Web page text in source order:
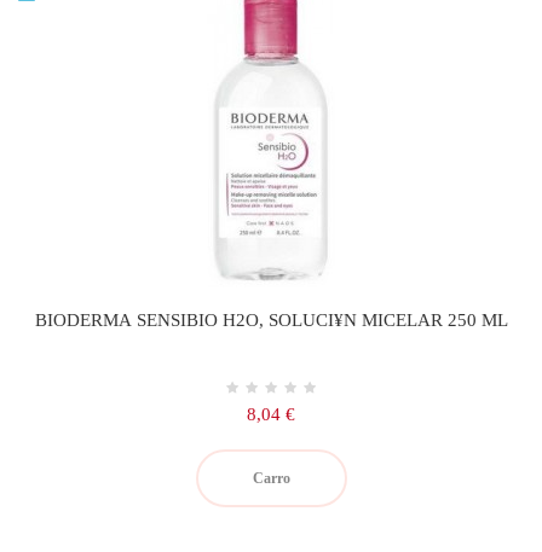
BIODERMA SENSIBIO H2O, SOLUCI¥N MICELAR 250 ML
Precio
8,04 €
Carro